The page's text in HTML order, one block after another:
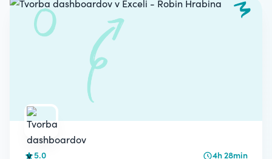
5.0 4h 28min